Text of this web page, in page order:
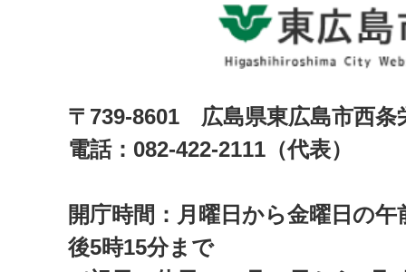
〒739-8601 広島県東広島市西
電話：082-422-2111（代表）
開庁時間：月曜日から金曜日の午
後5時15分まで